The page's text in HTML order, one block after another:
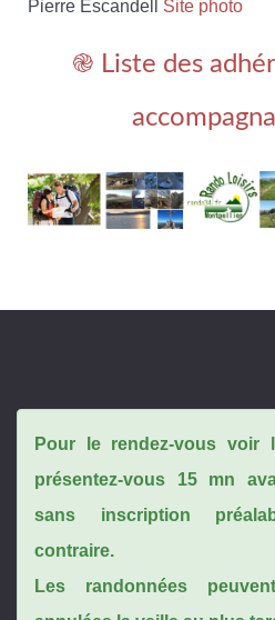
Pierre Escandell Site photo
֎ Liste des
Pour le rendez-vous voir
présentez-vous 15 mn
sans inscription
contraire.
Les randonnées